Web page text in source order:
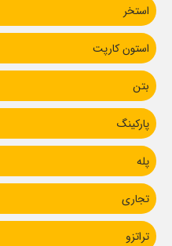
استخر
استون کارپت
بتن
پارکینگ
پله
تجاری
تراتزو